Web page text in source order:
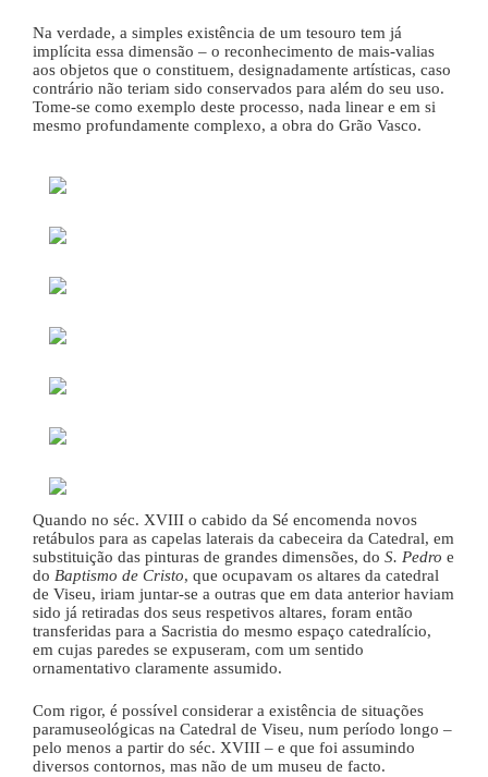
Na verdade, a simples existência de um tesouro tem já
implícita essa dimensão – o reconhecimento de mais-valias
aos objetos que o constituem, designadamente artísticas, caso
contrário não teriam sido conservados para além do seu uso.
Tome-se como exemplo deste processo, nada linear e em si
mesmo profundamente complexo, a obra do Grão Vasco.
Quando no séc. XVIII o cabido da Sé encomenda novos
retábulos para as capelas laterais da cabeceira da Catedral, em
substituição das pinturas de grandes dimensões, do S. Pedro e
do Baptismo de Cristo, que ocupavam os altares da catedral
de Viseu, iriam juntar-se a outras que em data anterior haviam
sido já retiradas dos seus respetivos altares, foram então
transferidas para a Sacristia do mesmo espaço catedralício,
em cujas paredes se expuseram, com um sentido
ornamentativo claramente assumido.
Com rigor, é possível considerar a existência de situações
paramuseológicas na Catedral de Viseu, num período longo –
pelo menos a partir do séc. XVIII – e que foi assumindo
diversos contornos, mas não de um museu de facto.